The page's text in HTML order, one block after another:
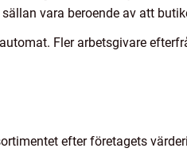
vara beroende av att
Fler arbetsgivare
efter företagets